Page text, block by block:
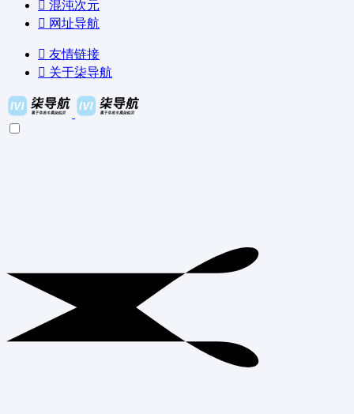
混沌次元
网址导航
友情链接
关于柒导航